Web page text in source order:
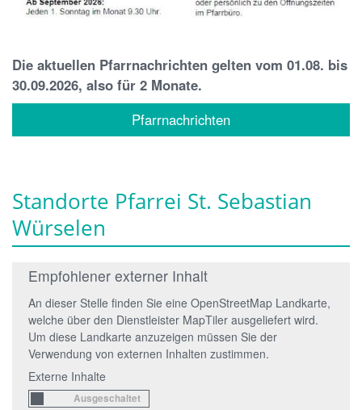
Die aktuellen Pfarrnachrichten gelten vom 01.08. bis
30.09.2026, also für 2 Monate.
Pfarrnachrichten
Standorte Pfarrei St. Sebastian
Würselen
Empfohlener externer Inhalt
An dieser Stelle finden Sie eine OpenStreetMap Landkarte,
welche über den Dienstleister MapTiler ausgeliefert wird.
Um diese Landkarte anzuzeigen müssen Sie der
Verwendung von externen Inhalten zustimmen.
Externe Inhalte